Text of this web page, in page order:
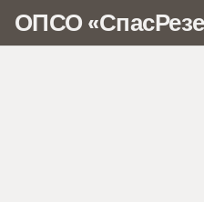
ОПСО